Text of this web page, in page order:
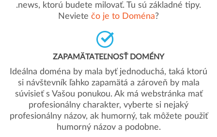
.news, ktorú budete milovať. Tu sú základné tipy.
Neviete čo je to Doména?
ZAPAMÄTATEĽNOSŤ DOMÉNY
Ideálna doména by mala byť jednoduchá, taká ktorú
si návštevník ľahko zapamätá a zároveň by mala
súvisieť s Vašou ponukou. Ak má webstránka mať
profesionálny charakter, vyberte si nejaký
profesionálny názov, ak humorný, tak môžete použiť
humorný názov a podobne.